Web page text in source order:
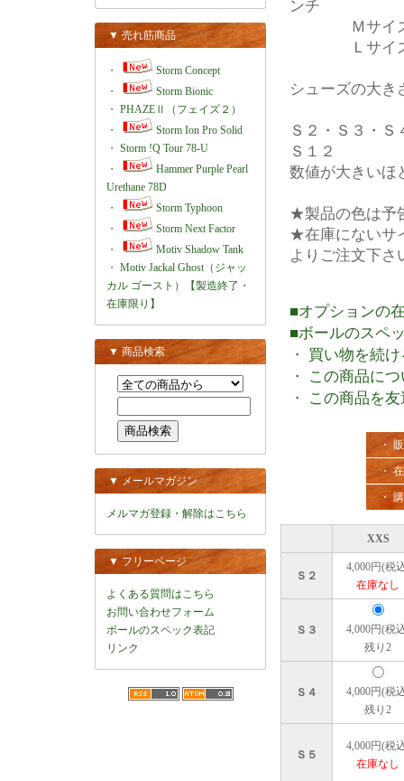
▼ 売れ筋商品
・
Storm Concept
・
Storm Bionic
・ PHAZEⅡ（フェイズ２）
・
Storm Ion Pro Solid
・ Storm !Q Tour 78-U
・
Hammer Purple Pearl
Urethane 78D
・
Storm Typhoon
・
Storm Next Factor
・
Motiv Shadow Tank
・ Motiv Jackal Ghost（ジャッ
カル ゴースト）【製造終了・
在庫限り】
▼ 商品検索
▼ メールマガジン
メルマガ登録・解除はこちら
▼ フリーページ
よくある質問はこちら
お問い合わせフォーム
ボールのスペック表記
リンク
ンチ
Ｍサイズ
Ｌサイズ
シューズの大き
Ｓ２・Ｓ３・
Ｓ１２
数値が大きいほ
★製品の色は予
★在庫にないサ
よりご注文下さ
■オプションの
■ボールのスペ
・ 買い物を続け
・
この商品に
・
この商品を
・
・
・
XXS
Ｓ２
4,000円(税
在庫なし
Ｓ３
4,000円(税
残り2
Ｓ４
4,000円(税
残り2
Ｓ５
4,000円(税
在庫なし